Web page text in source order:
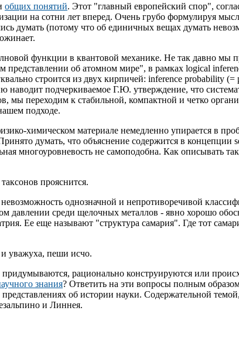
общих понятий. Этот "главный европейский спор",
на сотни лет вперед. Очень грубо формулируя
думать (потому что об единичных вещах думать
функции в квантовой механике. Не так давно мы
об атомном мире", в рамках logical
строится из двух кирпичей: inference probability
подчеркиваемое Г.Ю. утверждение, что
мы переходим к стабильной, компактной и четко
подходе.
химическом материале немедленно упирается в
думать, что объяснение содержится в концепции
многоуровневость не самоподобна. Как описывать
прояснится.
однозначной и непротиворечивой
давлении среди щелочных металлов - явно хорошо
Ее еще называют "структура самария". Где тот
и уважуха, пеши исчо.
придумываются, рационально конструируются или
знания? Ответить на эти вопросы полным
об истории науки. Содержательной
и Линнея.